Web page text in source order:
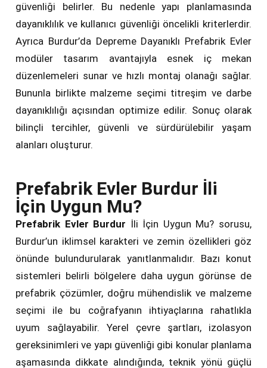
güvenliği belirler. Bu nedenle yapı planlamasında
dayanıklılık ve kullanıcı güvenliği öncelikli kriterlerdir.
Ayrıca Burdur’da Depreme Dayanıklı Prefabrik Evler
modüler tasarım avantajıyla esnek iç mekan
düzenlemeleri sunar ve hızlı montaj olanağı sağlar.
Bununla birlikte malzeme seçimi titreşim ve darbe
dayanıklılığı açısından optimize edilir. Sonuç olarak
bilinçli tercihler, güvenli ve sürdürülebilir yaşam
alanları oluşturur.
Prefabrik Evler Burdur İli
İçin Uygun Mu?
Prefabrik Evler Burdur İli İçin Uygun Mu? sorusu,
Burdur’un iklimsel karakteri ve zemin özellikleri göz
önünde bulundurularak yanıtlanmalıdır. Bazı konut
sistemleri belirli bölgelere daha uygun görünse de
prefabrik çözümler, doğru mühendislik ve malzeme
seçimi ile bu coğrafyanın ihtiyaçlarına rahatlıkla
uyum sağlayabilir. Yerel çevre şartları, izolasyon
gereksinimleri ve yapı güvenliği gibi konular planlama
aşamasında dikkate alındığında, teknik yönü güçlü